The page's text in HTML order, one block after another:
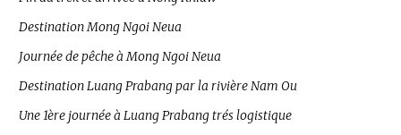
Destination Mong Ngoi Neua
Journée de pêche à Mong Ngoi Neua
Destination Luang Prabang par la rivière Nam Ou
Une 1ère journée à Luang Prabang trés logistique